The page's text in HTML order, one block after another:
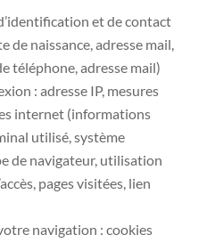
et de contact
de naissance, adresse mail,
téléphone, adresse mail)
: adresse IP, mesures
internet (informations
utilisé, système
de navigateur, utilisation
pages visitées, lien
navigation : cookies